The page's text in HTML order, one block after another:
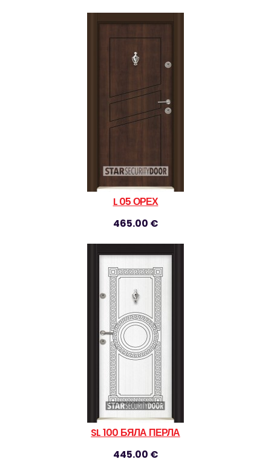
L 05 ОРЕХ
465.00 €
SL 100 БЯЛА ПЕРЛА
445.00 €